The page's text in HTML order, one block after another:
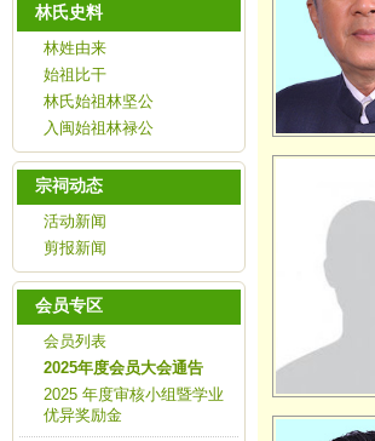
林氏史料
林姓由来
始祖比干
林氏始祖林坚公
入闽始祖林禄公
宗祠动态
活动新闻
剪报新闻
会员专区
会员列表
2025年度会员大会通告
2025 年度审核小组暨学业
优异奖励金